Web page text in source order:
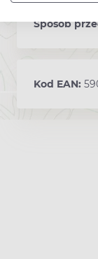
Sposób
Kod EAN: